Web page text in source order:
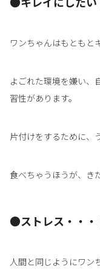
ワンちゃんはもともと
よごれた環境を嫌い、
習性があります。
片付けをするために、
食べちゃうほうが、き
●ストレス・・・
人間と同じようにワン